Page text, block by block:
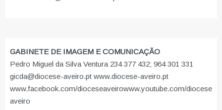
GABINETE DE IMAGEM E COMUNICAÇÃO
Pedro Miguel da Silva Ventura 234 377 432; 964 301 331
gicda@diocese-aveiro.pt www.diocese-aveiro.pt
www.facebook.com/dioceseaveirowww.youtube.com/diocese
aveiro